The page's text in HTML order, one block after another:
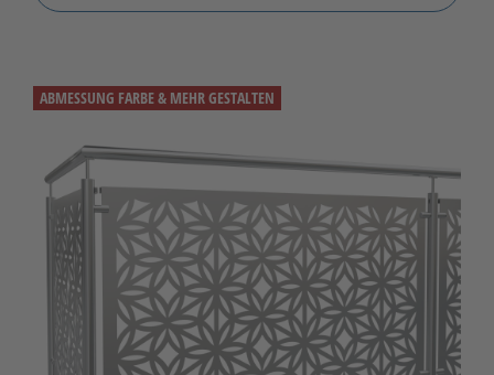
ABMESSUNG FARBE & MEHR GESTALTEN